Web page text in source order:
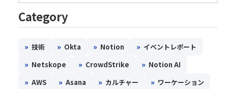
Category
» 技術 » Okta » Notion » イベントレポート
» Netskope » CrowdStrike » Notion AI
» AWS » Asana » カルチャー » ワーケーション